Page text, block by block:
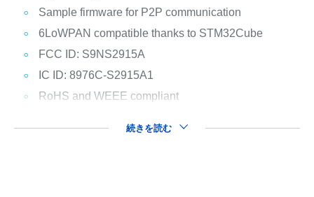
Sample firmware for P2P communication
6LoWPAN compatible thanks to STM32Cube
FCC ID: S9NS2915A
IC ID: 8976C-S2915A1
RoHS and WEEE compliant
続きを読む